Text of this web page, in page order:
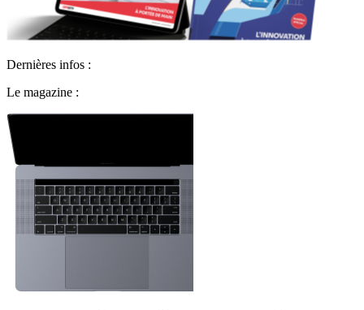
Dernières infos :
Le magazine :